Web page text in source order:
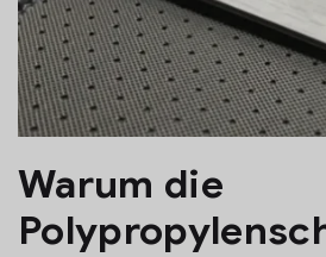
Warum die